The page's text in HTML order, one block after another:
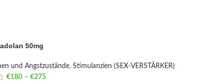
50mg
und Angstzustände, Stimulanzien (SEX-VERSTÄRKER)
€180 – €275Price range: €180 through €275